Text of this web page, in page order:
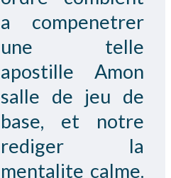
a compenetrer
une telle
apostille Amon
salle de jeu de
base, et notre
rediger la
mentalite calme.